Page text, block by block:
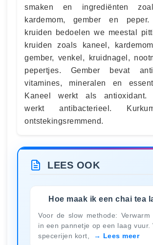
smaken en ingrediënten
kardemom, gember en
kruiden bedoelen we meestal
kruiden zoals kaneel,
gember, venkel, kruidnagel,
pepertjes. Gember bevat anti-
vitamines, mineralen en
Kaneel werkt als antioxidant.
werkt antibacterieel.
ontstekingsremmend.
LEES OOK
Hoe maak ik een chai tea
Voor de slow methode:
in een pannetje op een laag vuur.
specerijen kort,
Lees meer